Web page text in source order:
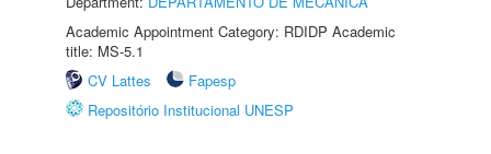
Academic Appointment Category: RDIDP Academic
title: MS-5.1
CV Lattes
Fapesp
Repositório Institucional UNESP